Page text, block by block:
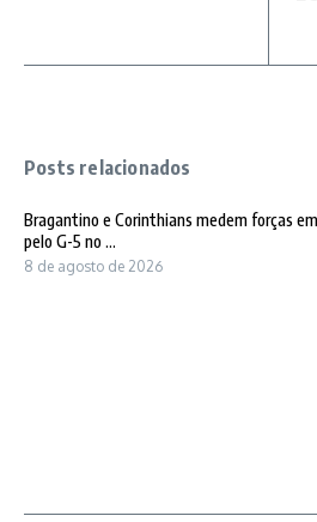
Posts relacionados
Bragantino e Corinthians medem forças
pelo G-5 no ...
8 de agosto de 2026